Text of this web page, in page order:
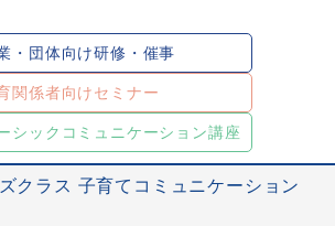
・団体向け研修・催事
関係者向けセミナー
シックコミュニケーション講座
クラス 子育てコミュニケーション